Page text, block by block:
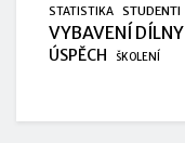
STATISTIKA STUDENTI
VYBAVENÍ DÍLNY
ÚSPĚCH ŠKOLENÍ